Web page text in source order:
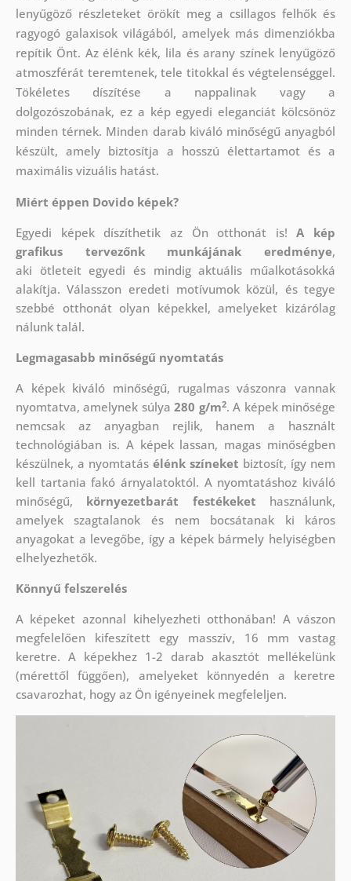
lenyűgöző részleteket örökít meg a csillagos felhők és
ragyogó galaxisok világából, amelyek más dimenziókba
repítik Önt. Az élénk kék, lila és arany színek lenyűgöző
atmoszférát teremtenek, tele titokkal és végtelenséggel.
Tökéletes díszítése a nappalinak vagy a
dolgozószobának, ez a kép egyedi eleganciát kölcsönöz
minden térnek. Minden darab kiváló minőségű anyagból
készült, amely biztosítja a hosszú élettartamot és a
maximális vizuális hatást.
Miért éppen Dovido képek?
Egyedi képek díszíthetik az Ön otthonát is!A kép
grafikus tervezőnk munkájának eredménye,
aki ötleteit egyedi és mindig aktuális műalkotásokká
alakítja. Válasszon eredeti motívumok közül, és tegye
szebbé otthonát olyan képekkel, amelyeket kizárólag
nálunk talál.
Legmagasabb minőségű nyomtatás
A képek kiváló minőségű, rugalmas vászonra vannak
nyomtatva, amelynek súlya280 g/m2. A képek minősége
nemcsak az anyagban rejlik, hanem a használt
technológiában is. A képek lassan, magas minőségben
készülnek, a nyomtatás élénk színeket biztosít, így nem
kell tartania fakó árnyalatoktól. A nyomtatáshoz kiváló
minőségű, környezetbarát festékeket használunk,
amelyek szagtalanok és nem bocsátanak ki káros
anyagokat a levegőbe, így a képek bármely helyiségben
elhelyezhetők.
Könnyű felszerelés
A képeket azonnal kihelyezheti otthonában! A vászon
megfelelően kifeszített egy masszív, 16 mm vastag
keretre. A képekhez 1-2 darab akasztót mellékelünk
(mérettől függően), amelyeket könnyedén a keretre
csavarozhat, hogy az Ön igényeinek megfeleljen.